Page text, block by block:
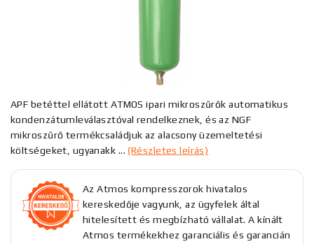
APF betéttel ellátott ATMOS ipari mikroszűrők automatikus
kondenzátumleválasztóval rendelkeznek, és az NGF
mikroszűrő termékcsaládjuk az alacsony üzemeltetési
költségeket, ugyanakk ...(Részletes leírás)
Az Atmos kompresszorok hivatalos
kereskedője vagyunk, az ügyfelek által
hitelesített és megbízható vállalat. A kínált
Atmos termékekhez garanciális és garancián